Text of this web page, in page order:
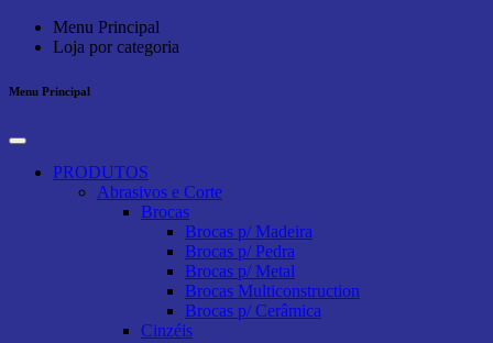
Menu Principal
Loja por categoria
Menu Principal
PRODUTOS
Abrasivos e Corte
Brocas
Brocas p/ Madeira
Brocas p/ Pedra
Brocas p/ Metal
Brocas Multiconstruction
Brocas p/ Cerâmica
Cinzéis